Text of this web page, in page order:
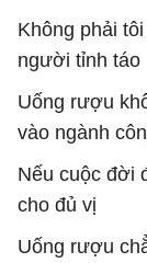
Không phải
người tỉnh táo
Uống rượu
vào ngành
Nếu cuộc đời
cho đủ vị
Uống rượu